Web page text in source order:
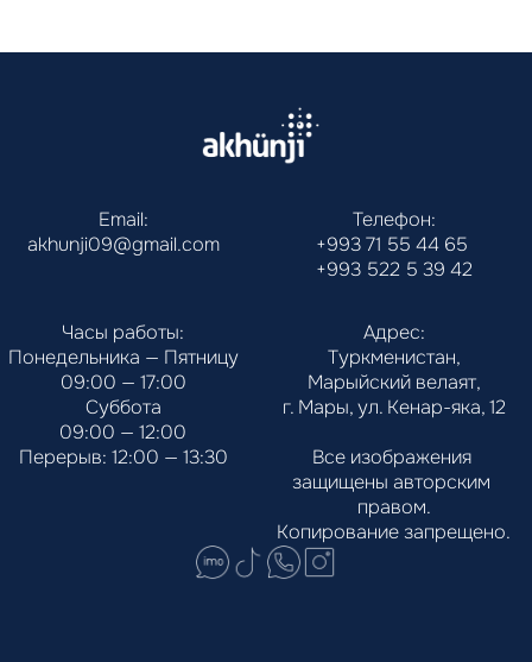
Email:
akhunji09@gmail.com
Телефон:
+993 71 55 44 65
+993 522 5 39 42
Часы работы:
Понедельника — Пятницу
09:00 — 17:00
Суббота
09:00 — 12:00
Перерыв: 12:00 — 13:30
Адрес:
Туркменистан,
Марыйский велаят,
г. Мары, ул. Кенар-яка, 12
Все изображения
защищены авторским
правом.
Копирование запрещено.